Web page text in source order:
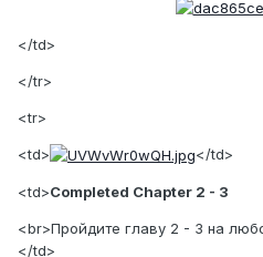
</td>
</tr>
<tr>
<td> </td>
<td>Completed Chapter 2 - 3
<br>Пройдите главу 2 - 3 на
</td>